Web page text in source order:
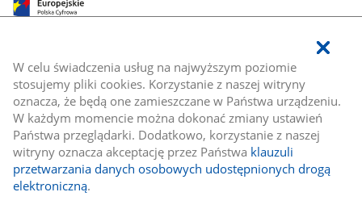
W celu świadczenia usług na najwyższym poziomie
stosujemy pliki cookies. Korzystanie z naszej witryny
oznacza, że będą one zamieszczane w Państwa urządzeniu.
W każdym momencie można dokonać zmiany ustawień
Państwa przeglądarki. Dodatkowo, korzystanie z naszej
witryny oznacza akceptację przez Państwa klauzuli
przetwarzania danych osobowych udostępnionych drogą
elektroniczną.